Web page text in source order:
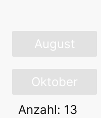
August
Oktober
Anzahl: 13